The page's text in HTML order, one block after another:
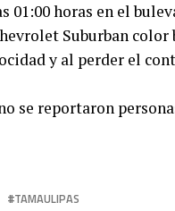
01:00 horas en el
Suburban color
y al perder el
se reportaron
TAMAULIPAS